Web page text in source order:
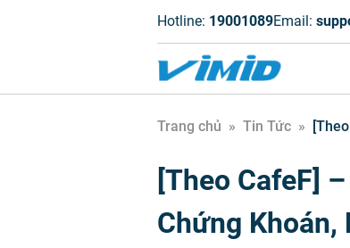
Hotline: 19001089Email:
Trang chủ » Tin Tức »
[Theo CafeF]
Chứng Khoán,